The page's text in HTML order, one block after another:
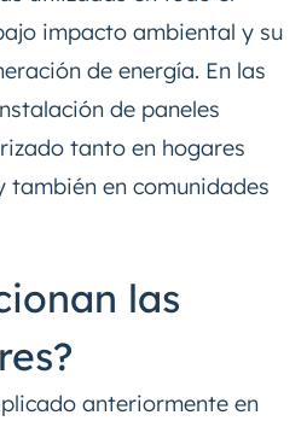
impacto ambiental y su
de energía. En las
de paneles
tanto en hogares
también en comunidades
las
anteriormente en